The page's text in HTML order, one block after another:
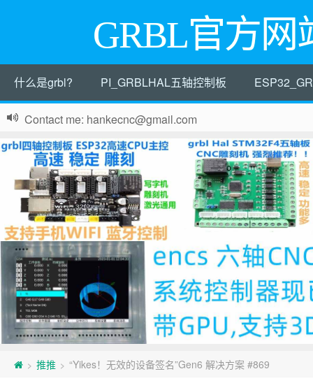
GRBL官方网
什么是grbl? PI_GRBLHAL五轴控制板
Contact me: hankecnc@gmail.com
> 推推 > “Yikes！无效的设备签名”Gen6 解决方案 #869